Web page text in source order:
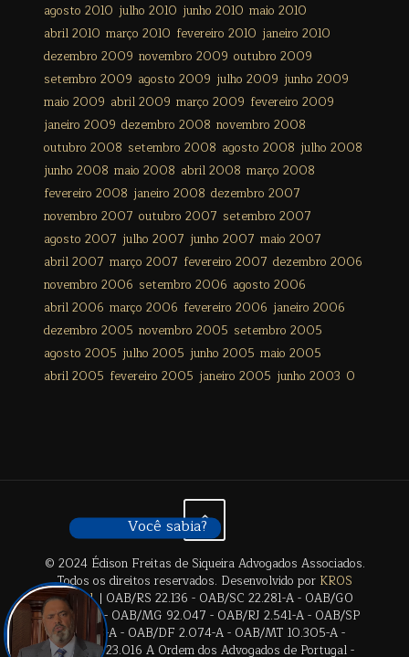
agosto 2010 julho 2010 junho 2010 maio 2010
abril 2010 março 2010 fevereiro 2010 janeiro 2010
dezembro 2009 novembro 2009 outubro 2009
setembro 2009 agosto 2009 julho 2009 junho 2009
maio 2009 abril 2009 março 2009 fevereiro 2009
janeiro 2009 dezembro 2008 novembro 2008
outubro 2008 setembro 2008 agosto 2008 julho 2008
junho 2008 maio 2008 abril 2008 março 2008
fevereiro 2008 janeiro 2008 dezembro 2007
novembro 2007 outubro 2007 setembro 2007
agosto 2007 julho 2007 junho 2007 maio 2007
abril 2007 março 2007 fevereiro 2007 dezembro 2006
novembro 2006 setembro 2006 agosto 2006
abril 2006 março 2006 fevereiro 2006 janeiro 2006
dezembro 2005 novembro 2005 setembro 2005
agosto 2005 julho 2005 junho 2005 maio 2005
abril 2005 fevereiro 2005 janeiro 2005 junho 2003 0
© 2024 Édison Freitas de Siqueira Advogados Associados.
Todos os direitos reservados. Desenvolvido por KROS
Digital. | OAB/RS 22.136 - OAB/SC 22.281-A - OAB/GO
28.659-A - OAB/MG 92.047 - OAB/RJ 2.541-A - OAB/SP
17.2838-A - OAB/DF 2.074-A - OAB/MT 10.305-A -
OAB/BA 23.016 A Ordem dos Advogados de Portugal -
Você sabia?